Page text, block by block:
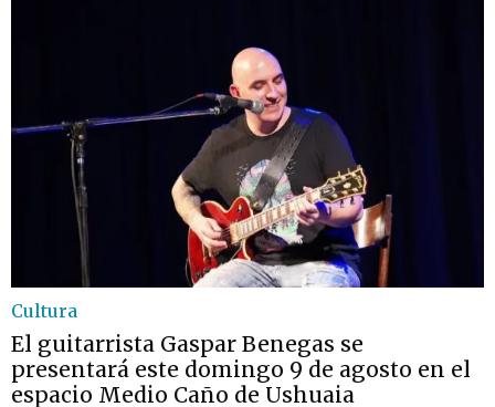
Cultura
El guitarrista Gaspar Benegas se
presentará este domingo 9 de agosto en el
espacio Medio Caño de Ushuaia